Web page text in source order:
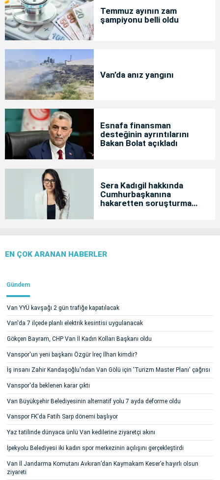
Temmuz ayının zam
şampiyonu belli oldu
Van’da anız yangını
Esnafa finansman
desteğinin ayrıntılarını
Bakan Bolat açıkladı
Sera Kadıgil hakkında
Cumhurbaşkanına
hakaretten soruşturma
EN ÇOK ARANAN HABERLER
Gündem
Van YYÜ kavşağı 2 gün trafiğe kapatılacak
Van'da 7 ilçede planlı elektrik kesintisi uygulanacak
Gökçen Bayram, CHP Van İl Kadın Kolları Başkanı oldu
Vanspor'un yeni başkanı Özgür İreç İlhan kimdir?
İş insanı Zahir Kandaşoğlu'ndan Van Gölü için 'Turizm Master Planı' çağrısı
Vanspor'da beklenen karar çıktı
Van Büyükşehir Belediyesinin alternatif yolu 7 ayda deforme oldu
Vanspor FK'da Fatih Sarp dönemi başlıyor
Yaz tatilinde dünyaca ünlü Van kedilerine ziyaretçi akını
İpekyolu Belediyesi iki kadın spor merkezinin açılışını gerçekleştirdi
Van İl Jandarma Komutanı Avkıran’dan Kaymakam Keser’e hayırlı olsun
ziyareti